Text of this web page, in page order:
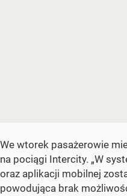
We wtorek pasażerowie
na pociągi Intercity. „W
oraz aplikacji mobilnej
powodująca brak